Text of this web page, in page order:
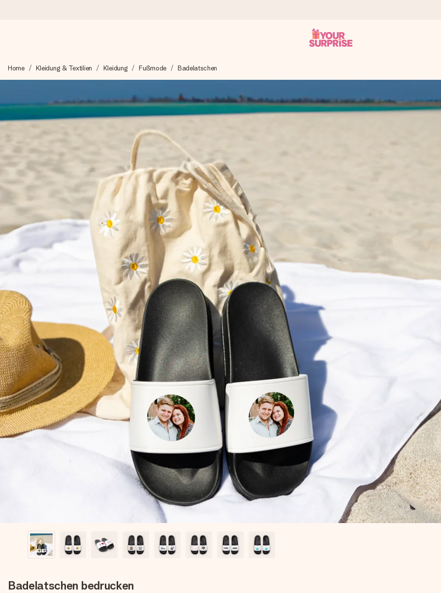
Wir bereiten dein Geschenk sorgfältig vor und schicken es blitzschnell – damit du es genau zum richtigen Zeitpunkt überreichen
4,8 (basierend auf +15.000 Bewertungen)
Unsere Geschenke begeistern. Kunden bewerten uns mit 4,8 bei Google Reviews (Gesamtergebnis aller Länder, in die wir
Mit Liebe gemacht, im Handumdrehen
Erstelle etwas Einzigartiges in wenigen Schritten – mit ihrem Namen, deinem Foto oder einer Nachricht von Herzen. Kein Stress,
Home Kleidung & Textilien Kleidung Fußmode Badelatschen
Badelatschen bedrucken